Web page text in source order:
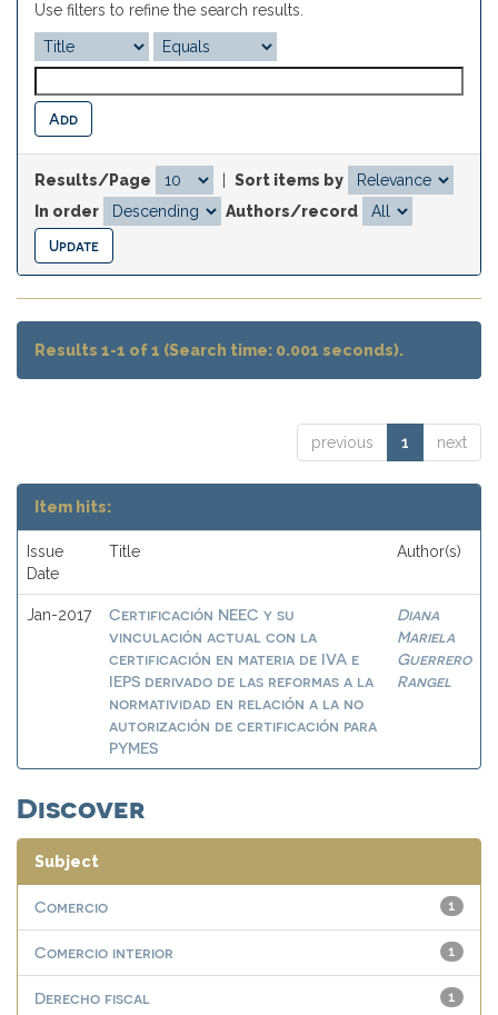
Use filters to refine the search results.
Results/Page
Sort items by
In order
Authors/record
Results 1-1 of 1 (Search time: 0.001 seconds).
previous 1 next
Item hits:
Issue
Date
Title Author(s)
Jan-2017
Certificación NEEC y su
vinculación actual con la
certificación en materia de IVA e
IEPS derivado de las reformas a la
normatividad en relación a la no
autorización de certificación para
PYMES
Diana
Mariela
Guerrero
Rangel
Discover
Subject
1
Comercio
1
Comercio interior
1
Derecho fiscal